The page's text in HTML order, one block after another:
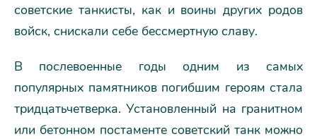
советские танкисты, как и воины других родов
войск, снискали себе бессмертную славу.
В послевоенные годы одним из самых
популярных памятников погибшим героям стала
тридцатьчетверка. Установленный на гранитном
или бетонном постаменте советский танк можно